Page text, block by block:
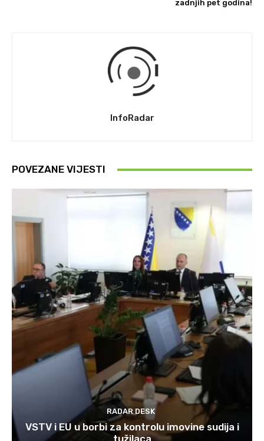
zadnjih pet godina!
InfoRadar
POVEZANE VIJESTI
RADAR DESK
VSTV i EU u borbi za kontrolu imovine sudija i
tužilaca